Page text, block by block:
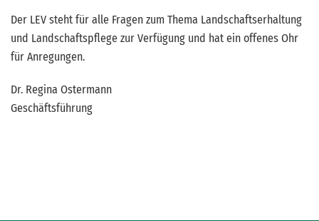
Der LEV steht für alle Fragen zum Thema Landschaftserhaltung
und Landschaftspflege zur Verfügung und hat ein offenes Ohr
für Anregungen.
Dr. Regina Ostermann
Geschäftsführung